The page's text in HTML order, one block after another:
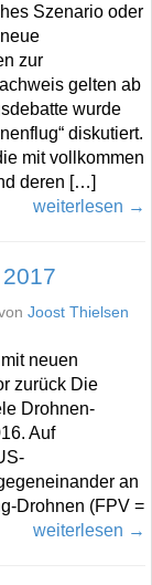
Szenario oder
zur
gelten ab
wurde
diskutiert.
mit vollkommen
deren […]
weiterlesen →
Joost Thielsen
neuen
zurück Die
Drohnen-
Auf
an
Drohnen (FPV =
weiterlesen →